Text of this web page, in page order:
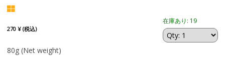
270 ¥ (税込)
在庫あり: 19
80g (Net weight)